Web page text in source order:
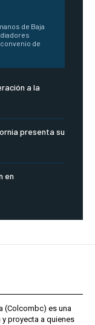
de Baja
de
a la
presenta su
en
(Colcombc) es una
proyecta a quienes